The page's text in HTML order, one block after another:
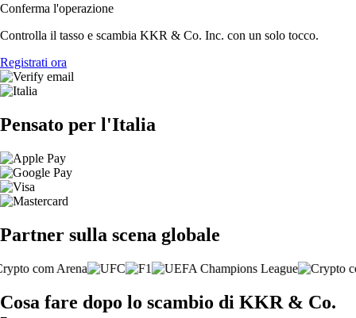
Conferma l'operazione
Controlla il tasso e scambia KKR & Co. Inc. con un solo tocco.
Registrati ora
Pensato per l'Italia
Partner sulla scena globale
Cosa fare dopo lo scambio di KKR & Co.